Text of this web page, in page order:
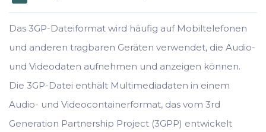
Das 3GP-Dateiformat wird häufig auf Mobiltelefonen
und anderen tragbaren Geräten verwendet, die Audio-
und Videodaten aufnehmen und anzeigen können.
Die 3GP-Datei enthält Multimediadaten in einem
Audio- und Videocontainerformat, das vom 3rd
Generation Partnership Project (3GPP) entwickelt